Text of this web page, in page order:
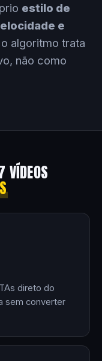
estilo de
e
algoritmo trata
não como
VÍDEOS
direto do
sem converter